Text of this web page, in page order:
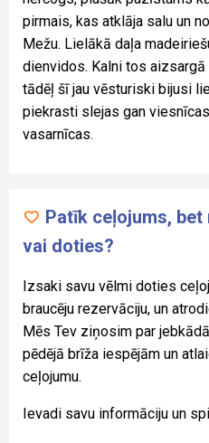
pirmais, kas atklāja salu un
Mežu. Lielākā daļa
dienvidos. Kalni tos aizsargā
tādēļ šī jau vēsturiski bijusi
piekrasti slejas gan
vasarnīcas.
Patīk ceļojums,
vai doties?
Izsaki savu vēlmi doties
braucēju rezervāciju, un
Mēs Tev ziņosim par
pēdējā brīža iespējām un
ceļojumu.
Ievadi savu informāciju un